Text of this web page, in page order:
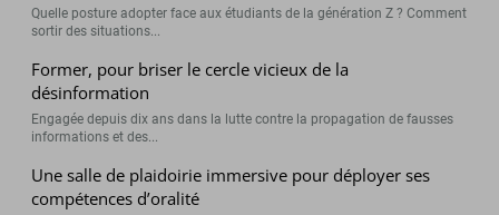
Quelle posture adopter face aux étudiants de la génération Z ? Comment
sortir des situations...
Former, pour briser le cercle vicieux de la
désinformation
Engagée depuis dix ans dans la lutte contre la propagation de fausses
informations et des...
Une salle de plaidoirie immersive pour déployer ses
compétences d’oralité